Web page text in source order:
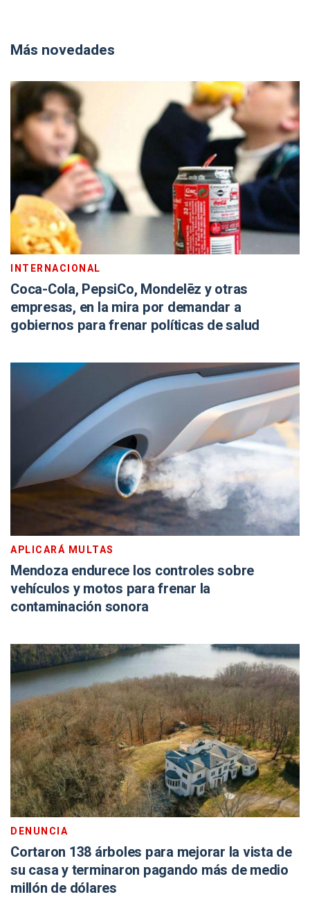
Más novedades
INTERNACIONAL
Coca-Cola, PepsiCo, Mondelēz y otras
empresas, en la mira por demandar a
gobiernos para frenar políticas de salud
APLICARÁ MULTAS
Mendoza endurece los controles sobre
vehículos y motos para frenar la
contaminación sonora
DENUNCIA
Cortaron 138 árboles para mejorar la vista de
su casa y terminaron pagando más de medio
millón de dólares